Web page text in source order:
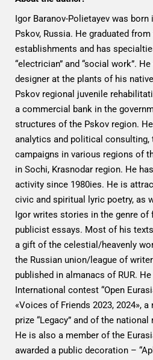
Igor Baranov-Polietayev was
Pskov, Russia. He graduated
establishments and has
“electrician” and “social work”.
designer at the plants of his
Pskov regional juvenile
a commercial bank in the
structures of the Pskov region.
analytics and political
campaigns in various regions of
in Sochi, Krasnodar region. He
activity since 1980ies. He is
civic and spiritual lyric poetry, as
Igor writes stories in the genre of
publicist essays. Most of his
a gift of the celestial/heavenly
the Russian union/league of
published in almanacs of RUR.
International contest “Open
«Voices of Friends 2023, 2024»,
prize “Legacy” and of the national
He is also a member of the
awarded a public decoration –